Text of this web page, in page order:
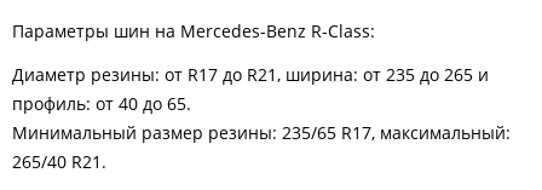
Параметры шин на Mercedes-Benz R-Class:
Диаметр резины: от R17 до R21, ширина: от 235 до 265 и
профиль: от 40 до 65.
Минимальный размер резины: 235/65 R17, максимальный:
265/40 R21.